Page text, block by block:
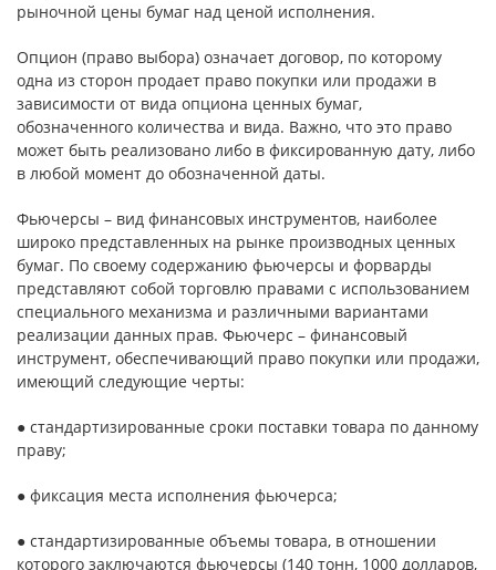
рыночной цены бумаг над ценой исполнения.
Опцион (право выбора) означает договор, по которому
одна из сторон продает право покупки или продажи в
зависимости от вида опциона ценных бумаг,
обозначенного количества и вида. Важно, что это право
может быть реализовано либо в фиксированную дату, либо
в любой момент до обозначенной даты.
Фьючерсы – вид финансовых инструментов, наиболее
широко представленных на рынке производных ценных
бумаг. По своему содержанию фьючерсы и форварды
представляют собой торговлю правами с использованием
специального механизма и различными вариантами
реализации данных прав. Фьючерс – финансовый
инструмент, обеспечивающий право покупки или продажи,
имеющий следующие черты:
● стандартизированные сроки поставки товара по данному
праву;
● фиксация места исполнения фьючерса;
● стандартизированные объемы товара, в отношении
которого заключаются фьючерсы (140 тонн, 1000 долларов,